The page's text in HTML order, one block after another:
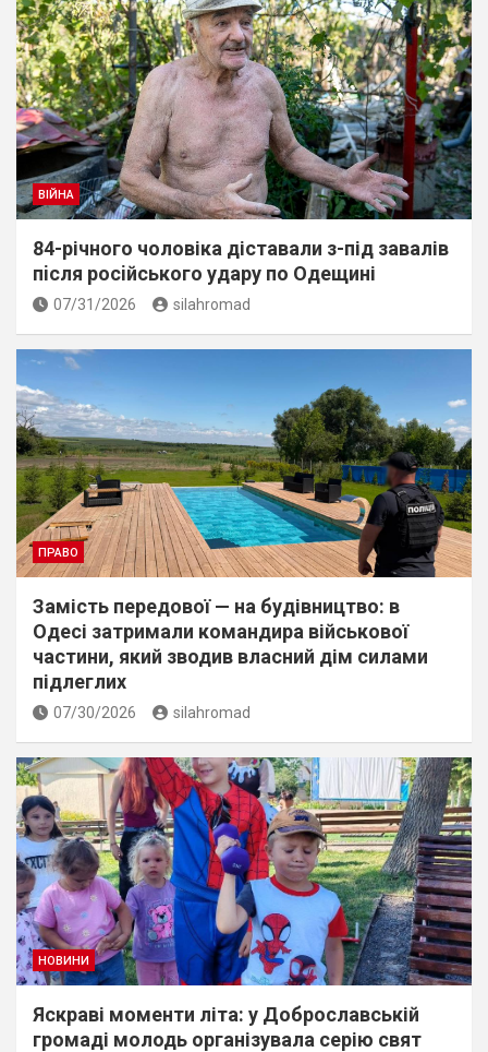
ВІЙНА
84-річного чоловіка діставали з-під завалів
пiсля росiйського удару по Одещині
07/31/2026 silahromad
ПРАВО
Замість передової — на будівництво: в
Одесі затримали командира військової
частини, який зводив власний дім силами
підлеглих
07/30/2026 silahromad
НОВИНИ
Яскраві моменти літа: у Доброславській
громаді молодь організувала серію свят